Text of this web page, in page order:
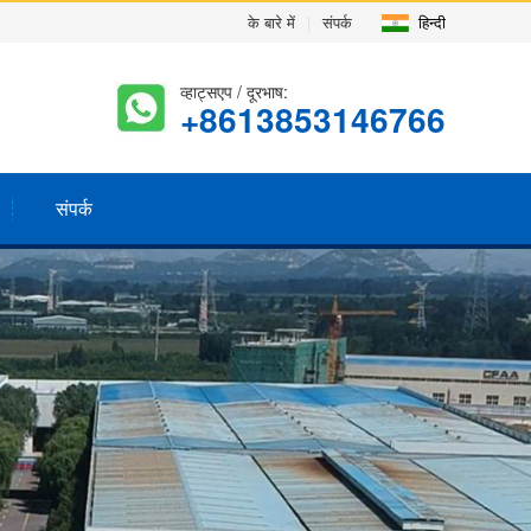
के बारे में संपर्क हिन्दी
व्हाट्सएप / दूरभाष:
+8613853146766
संपर्क